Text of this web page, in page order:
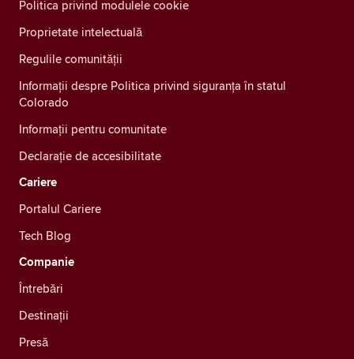
Politica privind modulele cookie
Proprietate intelectuală
Regulile comunității
Informații despre Politica privind siguranța în statul
Colorado
Informații pentru comunitate
Declarație de accesibilitate
Cariere
Portalul Cariere
Tech Blog
Companie
Întrebări
Destinații
Presă